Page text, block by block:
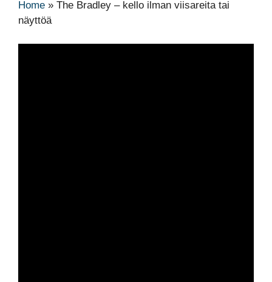
Home » The Bradley – kello ilman viisareita tai
näyttöä